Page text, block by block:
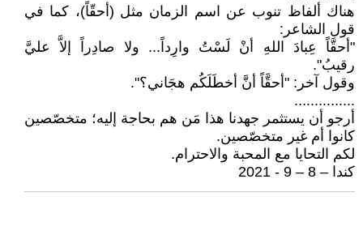
هناك ألفاظ تنوب عن اسم الزمان مثل (أحقّاً)، كما في
قول الشاعر:
"أحقَّاً عِبادَ اللهِ أنْ لَسْتُ وارِداً... ولا صادِراً إلاَّ عليَّ
رقيبُ".
وقول آخر: "أحقَّاً أنَّ أخطَلَكُم هجَاني؟".
...............
أرجو أن يستثمر جهدنا هذا مَن هم بحاجة إليه؛ متخصّصين
كانوا أم غير متخصّصين.
لكم التحايا مع المحبة والاحترام.
كندا – 8 – 9 - 2021